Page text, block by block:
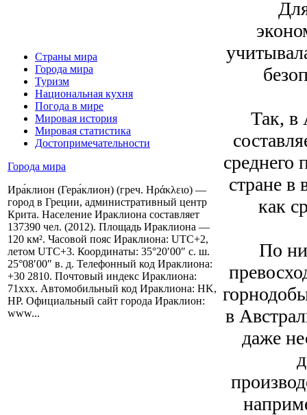
Страны мира
Города мира
Туризм
Национальная кухня
Погода в мире
Мировая история
Мировая статистика
Достопримечательности
Города мира
Ира́клион (Гера́клион) (греч. Ηράκλειο) —
город в Греции, административный центр
Крита. Население Ираклиона составляет
137390 чел. (2012). Площадь Ираклиона —
120 км². Часовой пояс Ираклиона: UTC+2,
летом UTC+3. Координаты: 35°20′00″ с. ш.
25°08′00″ в. д. Телефонный код Ираклиона:
+30 2810. Почтовый индекс Ираклиона:
71xxx. Автомобильный код Ираклиона: HK,
HP. Официальный сайт города Ираклион:
www...
Так, в
среднего
стране в
как
По
в
даже